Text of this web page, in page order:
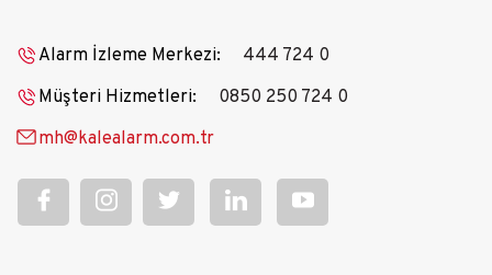
Alarm İzleme Merkezi:
444 724 0
Müşteri Hizmetleri:
0850 250 724 0
mh@kalealarm.com.tr